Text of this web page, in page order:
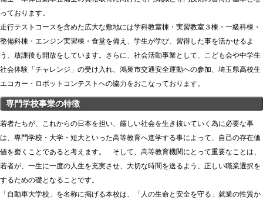
っております。
走行テストコースを含めた広大な敷地には学科教室棟・実習教室３棟・一級科棟・
整備科棟・エンジン実習棟・食堂を備え、学生が学び、習得した事を活かせるよ
う、放課後も開放をしています。さらに、社会活動事業として、こども会や中学生
社会体験「チャレンジ」の受け入れ、鴻巣市交通安全運動への参加、埼玉県高校生
エコカー・ロボットコンテストへの協力をおこなっております。
専門学校事業の特徴
若者たちが、これからの日本を担い、厳しい社会を生き抜いていく為に必要な事
は、専門学校・大学・短大といった高等教育へ進学する事によって、自己の存在価
値を磨くことであると考えます。 そして、高等教育機関にとって重要なことは、
若者が、一生に一度の人生を充実させ、大切な時間を送るよう、正しい職業選択を
するための礎となることです。
「自動車大学校」を名称に掲げる本校は、「人の生命と安全を守る」就業の性質か